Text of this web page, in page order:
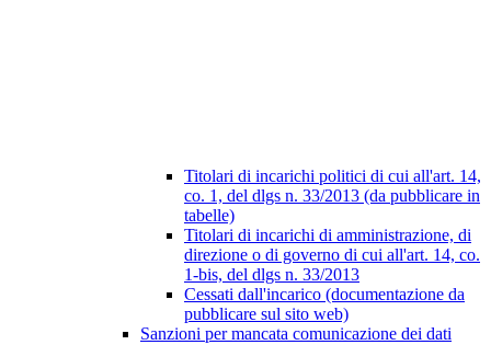
Titolari di incarichi politici di cui all'art. 14,
co. 1, del dlgs n. 33/2013 (da pubblicare in
tabelle)
Titolari di incarichi di amministrazione, di
direzione o di governo di cui all'art. 14, co.
1-bis, del dlgs n. 33/2013
Cessati dall'incarico (documentazione da
pubblicare sul sito web)
Sanzioni per mancata comunicazione dei dati